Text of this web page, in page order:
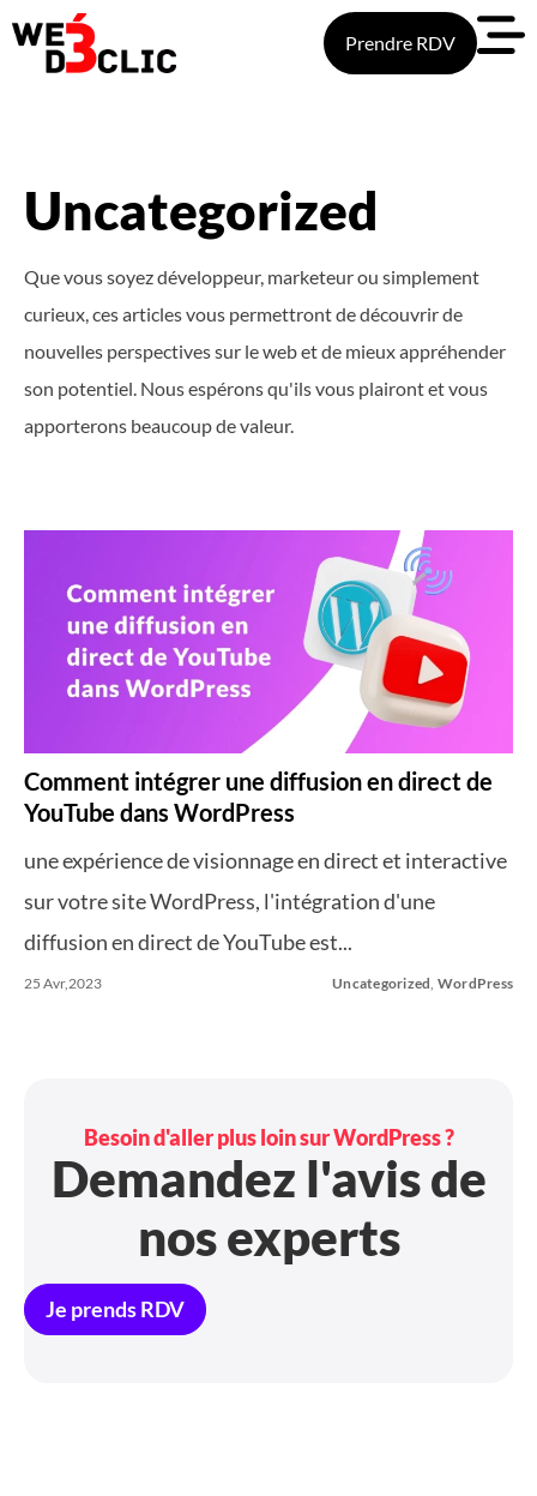
Prendre RDV
Uncategorized
Que vous soyez développeur, marketeur ou simplement
curieux, ces articles vous permettront de découvrir de
nouvelles perspectives sur le web et de mieux appréhender
son potentiel. Nous espérons qu'ils vous plairont et vous
apporterons beaucoup de valeur.
Comment intégrer une diffusion en direct de
YouTube dans WordPress
une expérience de visionnage en direct et interactive
sur votre site WordPress, l'intégration d'une
diffusion en direct de YouTube est...
25 Avr,2023 Uncategorized WordPress
Besoin d'aller plus loin sur WordPress ?
Demandez l'avis de
nos experts
Je prends RDV